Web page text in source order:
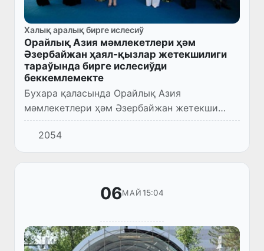
Халық аралық бирге ислесиў
Орайлық Азия мәмлекетлери ҳәм
Әзербайжан ҳаял-қызлар жетекшилиги
тараўында бирге ислесиўди
беккемлемекте
Бухара қаласында Орайлық Азия
мәмлекетлери ҳәм Әзербайжан жетекши
ҳаял-қызлары сөйлесиўиниң гезектеги
мәжилиси болып өтти.
2054
06МАЙ 15:04